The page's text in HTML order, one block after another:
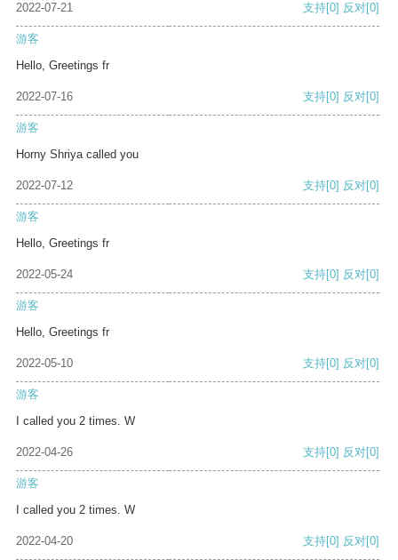
2022-07-21 支持[0] 反对[0]
游客
Hello, Greetings fr
2022-07-16 支持[0] 反对[0]
游客
Horny Shriya called you
2022-07-12 支持[0] 反对[0]
游客
Hello, Greetings fr
2022-05-24 支持[0] 反对[0]
游客
Hello, Greetings fr
2022-05-10 支持[0] 反对[0]
游客
I called you 2 times. W
2022-04-26 支持[0] 反对[0]
游客
I called you 2 times. W
2022-04-20 支持[0] 反对[0]